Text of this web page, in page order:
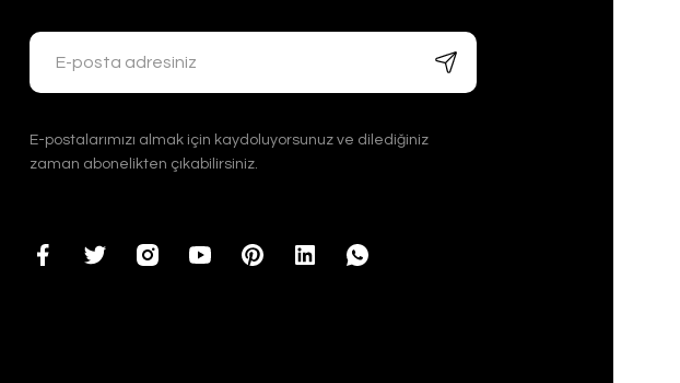
E-postalarımızı almak için kaydoluyorsunuz ve dilediğiniz
zaman abonelikten çıkabilirsiniz.